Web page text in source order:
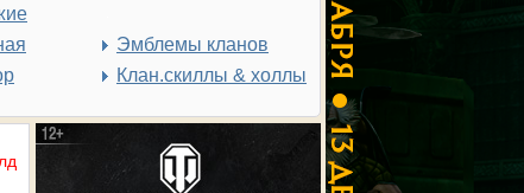
Эмблемы кланов
Клан.скиллы & холлы